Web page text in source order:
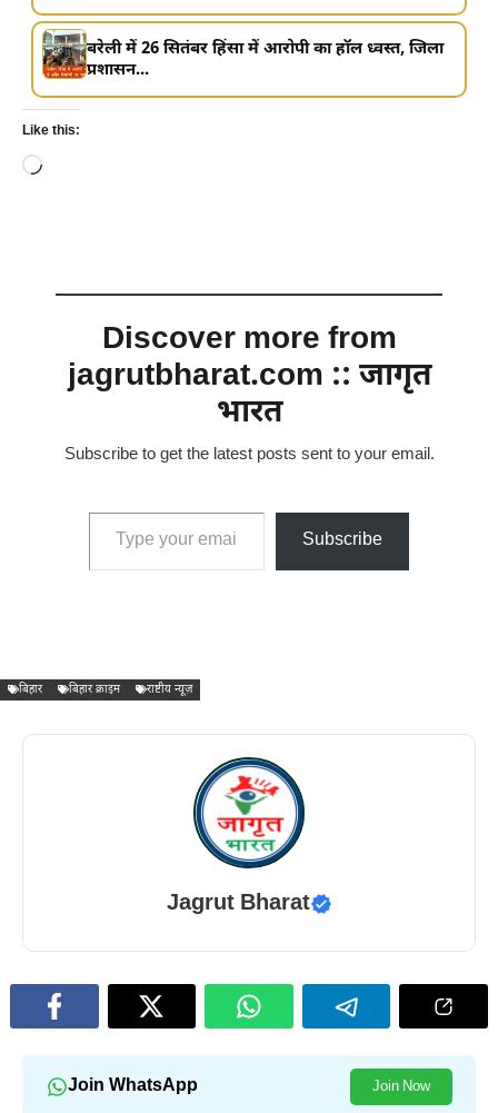
बरेली में 26 सितंबर हिंसा में आरोपी का हॉल ध्वस्त, जिला
प्रशासन...
Like this:
Loading…
Discover more from
jagrutbharat.com :: जागृत
भारत
Subscribe to get the latest posts sent to your email.
Type your email…
Subscribe
बिहार बिहार क्राइम राष्टीय न्यूज़
Jagrut Bharat
Join WhatsApp Join Now